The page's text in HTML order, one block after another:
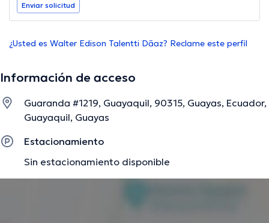
Enviar solicitud
¿Usted es Walter Edison Talentti Dã­az? Reclame este perfil
Información de acceso
Guaranda #1219, Guayaquil, 90315, Guayas, Ecuador,
Guayaquil, Guayas
Estacionamiento
Sin estacionamiento disponible